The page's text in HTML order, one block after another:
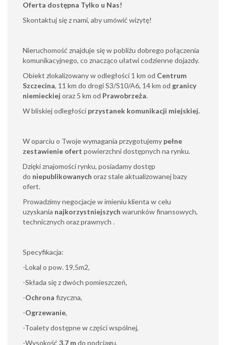
Oferta dostępna Tylko u Nas!
Skontaktuj się z nami, aby umówić wizytę!
Nieruchomość znajduje się w pobliżu dobrego połączenia
komunikacyjnego, co znacząco ułatwi codzienne dojazdy.
Obiekt zlokalizowany w odległości 1 km od Centrum
Szczecina, 11 km do drogi S3/S10/A6, 14 km od granicy
niemieckiej oraz 5 km od Prawobrzeża.
W bliskiej odległości przystanek komunikacji miejskiej.
W oparciu o Twoje wymagania przygotujemy pełne
zestawienie ofert powierzchni dostępnych na rynku.
Dzięki znajomości rynku, posiadamy dostęp
do niepublikowanych oraz stale aktualizowanej bazy
ofert.
Prowadzimy negocjacje w imieniu klienta w celu
uzyskania najkorzystniejszych warunków finansowych,
technicznych oraz prawnych .
Specyfikacja:
-Lokal o pow. 19,5m2,
-Składa się z dwóch pomieszczeń,
-Ochrona fizyczna,
-Ogrzewanie,
-Toalety dostępne w części wspólnej,
-Wysokość 3,7 mdo podciągu,